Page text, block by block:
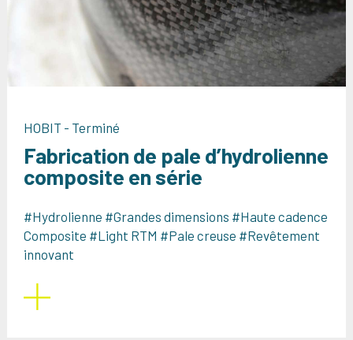
HOBIT - Terminé
Fabrication de pale d’hydrolienne
composite en série
#Hydrolienne #Grandes dimensions #Haute cadence
Composite #Light RTM #Pale creuse #Revêtement
innovant